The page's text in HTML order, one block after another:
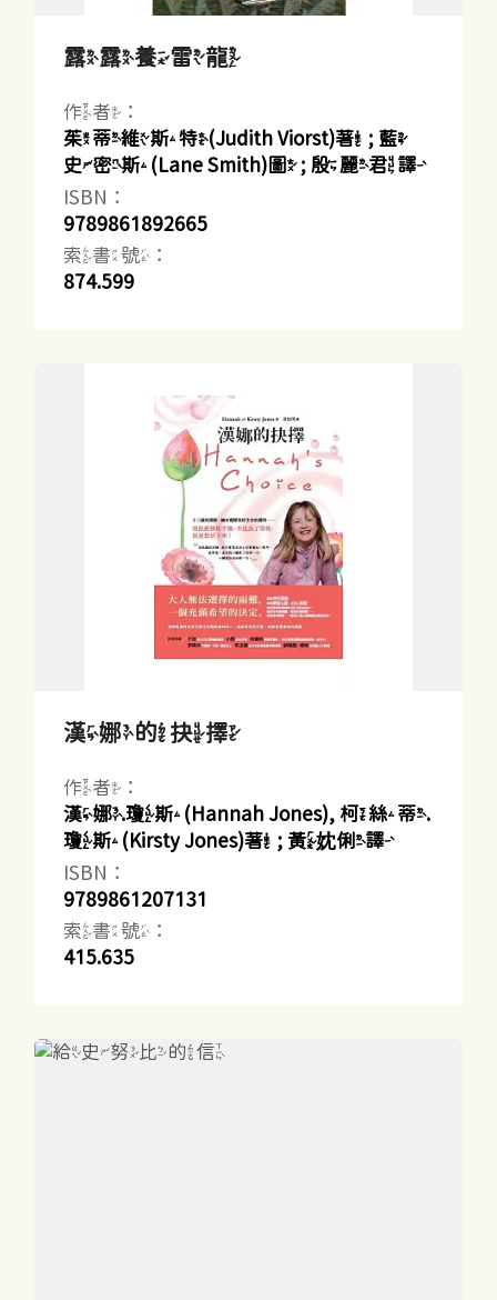
露露養雷龍
作者：
茱蒂維斯特(Judith Viorst)著 ; 藍
史密斯(Lane Smith)圖 ; 殷麗君譯
ISBN：
9789861892665
索書號：
874.599
漢娜的抉擇
作者：
漢娜.瓊斯(Hannah Jones), 柯絲蒂.
瓊斯(Kirsty Jones)著 ; 黃妉俐譯
ISBN：
9789861207131
索書號：
415.635